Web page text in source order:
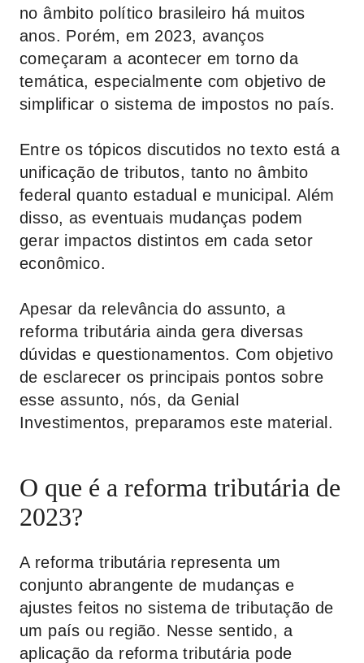
no âmbito político brasileiro há muitos
anos. Porém, em 2023, avanços
começaram a acontecer em torno da
temática, especialmente com objetivo de
simplificar o sistema de impostos no país.
Entre os tópicos discutidos no texto está a
unificação de tributos, tanto no âmbito
federal quanto estadual e municipal. Além
disso, as eventuais mudanças podem
gerar impactos distintos em cada setor
econômico.
Apesar da relevância do assunto, a
reforma tributária ainda gera diversas
dúvidas e questionamentos. Com objetivo
de esclarecer os principais pontos sobre
esse assunto, nós, da Genial
Investimentos, preparamos este material.
O que é a reforma tributária de
2023?
A reforma tributária representa um
conjunto abrangente de mudanças e
ajustes feitos no sistema de tributação de
um país ou região. Nesse sentido, a
aplicação da reforma tributária pode